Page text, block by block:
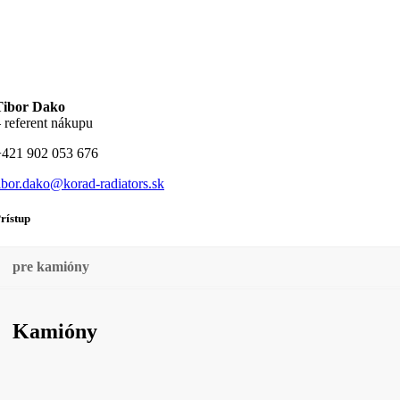
Dako
referent nákupu
902 053 676
radiators.sk
pre kamióny
Kamióny